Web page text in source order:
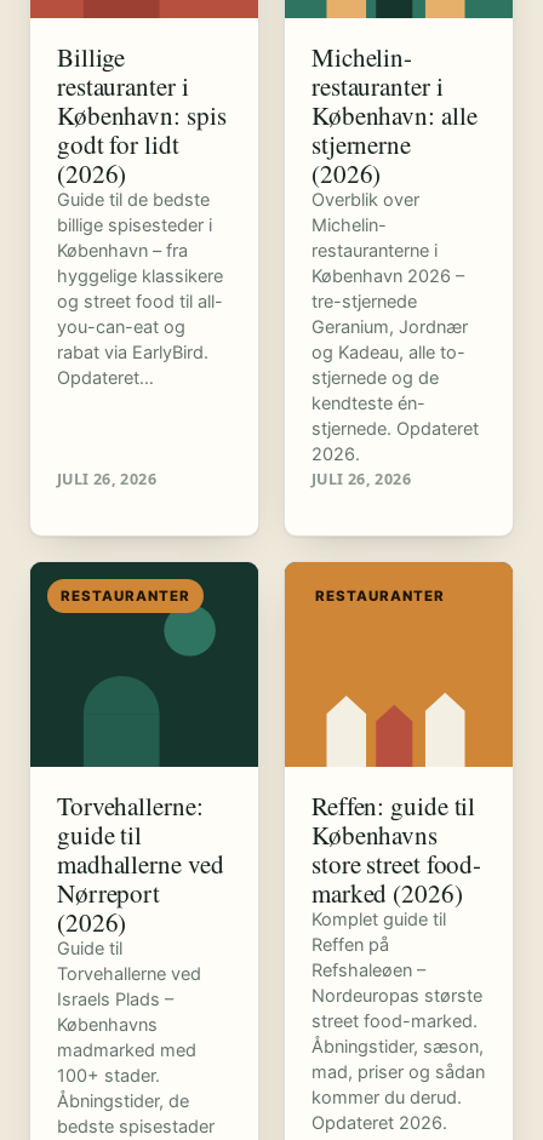
Billige
restauranter i
København: spis
godt for lidt
(2026)
Guide til de bedste
billige spisesteder i
København – fra
hyggelige klassikere
og street food til all-
you-can-eat og
rabat via EarlyBird.
Opdateret…
JULI 26, 2026
Michelin-
restauranter i
København: alle
stjernerne
(2026)
Overblik over
Michelin-
restauranterne i
København 2026 –
tre-stjernede
Geranium, Jordnær
og Kadeau, alle to-
stjernede og de
kendteste én-
stjernede. Opdateret
2026.
JULI 26, 2026
RESTAURANTER
Torvehallerne:
guide til
madhallerne ved
Nørreport
(2026)
Guide til
Torvehallerne ved
Israels Plads –
Københavns
madmarked med
100+ stader.
Åbningstider, de
bedste spisestader
RESTAURANTER
Reffen: guide til
Københavns
store street food-
marked (2026)
Komplet guide til
Reffen på
Refshaleøen –
Nordeuropas største
street food-marked.
Åbningstider, sæson,
mad, priser og sådan
kommer du derud.
Opdateret 2026.